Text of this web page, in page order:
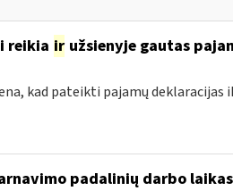
reikia iružsienyje gautas
kad pateikti pajamų deklaracijas
padalinių darbo laikas